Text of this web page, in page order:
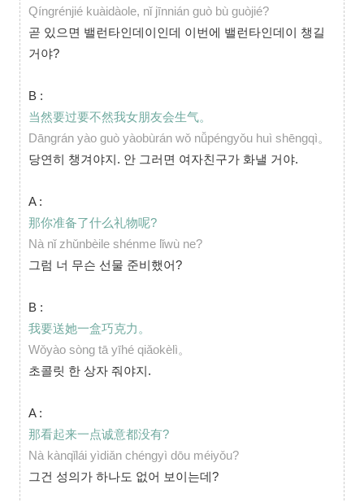
Qíngrénjié kuàidàole, nǐ jīnnián guò bù guòjié?
곧 있으면 밸런타인데이인데 이번에 밸런타인데이 챙길
거야?
B :
当然要过要不然我女朋友会生气。
Dāngrán yào guò yàobùrán wǒ nǚpéngyǒu huì shēngqì。
당연히 챙겨야지. 안 그러면 여자친구가 화낼 거야.
A :
那你准备了什么礼物呢?
Nà nǐ zhǔnbèile shénme lǐwù ne?
그럼 너 무슨 선물 준비했어?
B :
我要送她一盒巧克力。
Wǒyào sòng tā yīhé qiǎokèlì。
초콜릿 한 상자 줘야지.
A :
那看起来一点诚意都没有?
Nà kànqǐlái yìdiǎn chéngyì dōu méiyǒu?
그건 성의가 하나도 없어 보이는데?